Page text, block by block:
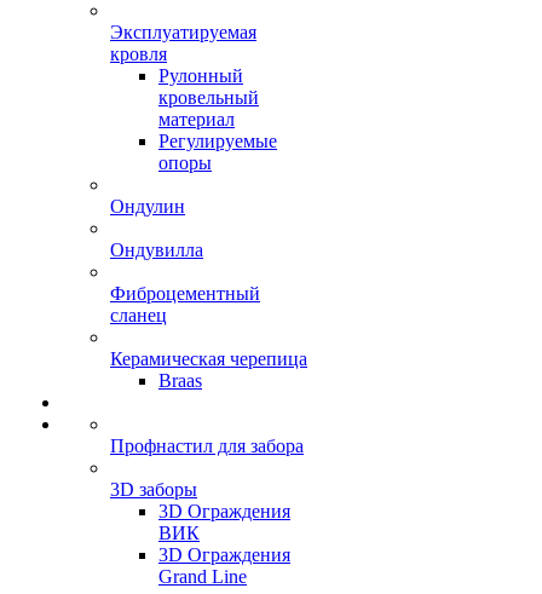
Эксплуатируемая
кровля
Рулонный
кровельный
материал
Регулируемые
опоры
Ондулин
Ондувилла
Фиброцементный
сланец
Керамическая черепица
Braas
Профнастил для забора
3D заборы
3D Ограждения
ВИК
3D Ограждения
Grand Line